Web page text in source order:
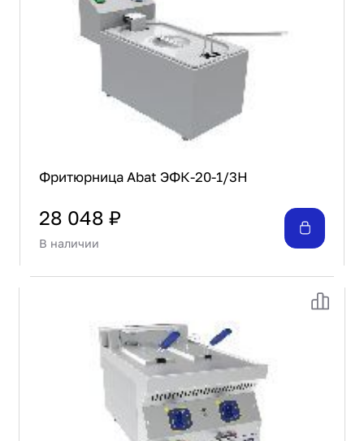
Проектирование
Сервис и монтаж
Гарантия и возврат
О GRANBAZAR
О нас
Бренды
Контакты
Фритюрница Abat ЭФК-20-1/3Н
28 048 ₽
В наличии